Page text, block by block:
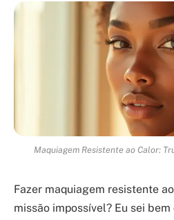
Maquiagem Resistente ao Calor:
Fazer maquiagem resistente
missão impossível? Eu sei bem